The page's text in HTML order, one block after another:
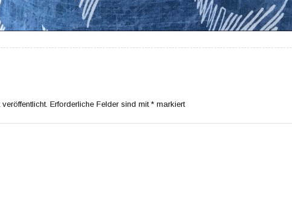
Erforderliche Felder sind mit * markiert